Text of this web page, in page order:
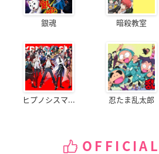
銀魂 暗殺教室
ヒプノシスマ... 忍たま乱太郎